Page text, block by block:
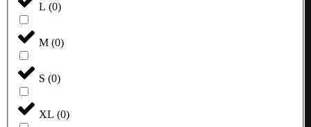
L (0)
M (0)
S (0)
XL (0)